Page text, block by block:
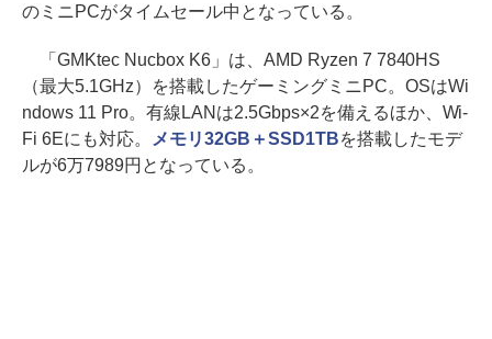
のミニPCがタイムセール中となっている。
「GMKtec Nucbox K6」は、AMD Ryzen 7 7840HS
（最大5.1GHz）を搭載したゲーミングミニPC。OSはWi
ndows 11 Pro。有線LANは2.5Gbps×2を備えるほか、Wi-
Fi 6Eにも対応。
メモリ32GB＋SSD1TBを搭載したモデ
ルが6万7989円となっている。